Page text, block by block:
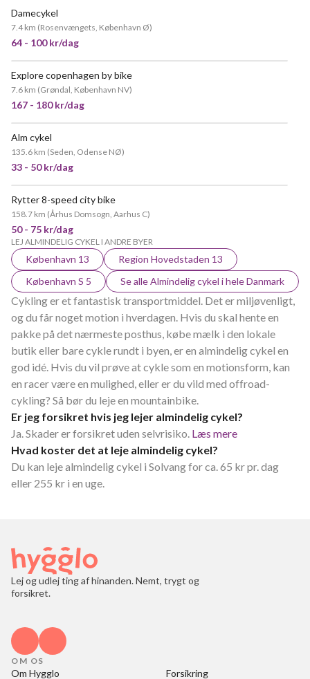
Damecykel
7.4 km (Rosenvængets, København Ø)
64 - 100 kr/dag
Explore copenhagen by bike
7.6 km (Grøndal, København NV)
167 - 180 kr/dag
Alm cykel
135.6 km (Seden, Odense NØ)
33 - 50 kr/dag
Rytter 8-speed city bike
158.7 km (Århus Domsogn, Aarhus C)
50 - 75 kr/dag
LEJ ALMINDELIG CYKEL I ANDRE BYER
København 13
Region Hovedstaden 13
København S 5
Se alle Almindelig cykel i hele Danmark
Cykling er et fantastisk transportmiddel. Det er miljøvenligt,
og du får noget motion i hverdagen. Hvis du skal hente en
pakke på det nærmeste posthus, købe mælk i den lokale
butik eller bare cykle rundt i byen, er en almindelig cykel en
god idé. Hvis du vil prøve at cykle som en motionsform, kan
en racer være en mulighed, eller er du vild med offroad-
cykling? Så bør du leje en mountainbike.
Er jeg forsikret hvis jeg lejer almindelig cykel?
Ja. Skader er forsikret uden selvrisiko. Læs mere
Hvad koster det at leje almindelig cykel?
Du kan leje almindelig cykel i Solvang for ca. 65 kr pr. dag
eller 255 kr i en uge.
Lej og udlej ting af hinanden. Nemt, trygt og
forsikret.
OM OS
Om Hygglo Forsikring